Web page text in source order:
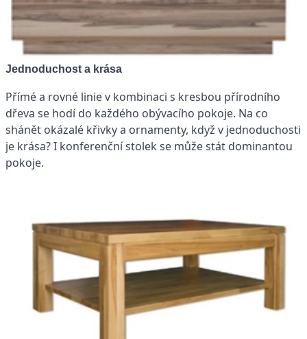
Jednoduchost a krása
Přímé a rovné linie v kombinaci s kresbou přírodního
dřeva se hodí do každého obývacího pokoje. Na co
shánět okázalé křivky a ornamenty, když v jednoduchosti
je krása? I konferenční stolek se může stát dominantou
pokoje.